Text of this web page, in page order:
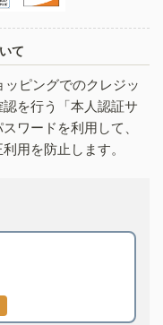
て
ピングでのクレジッ
を行う「本人認証サ
ワードを利用して、
用を防止します。